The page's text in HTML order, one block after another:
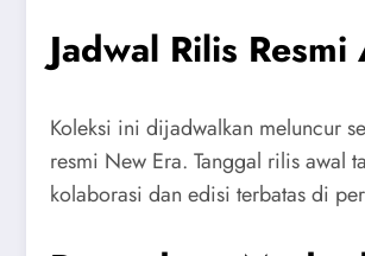
Jadwal Rilis
Koleksi ini dijadwalkan meluncur
resmi New Era. Tanggal rilis awal
kolaborasi dan edisi terbatas di